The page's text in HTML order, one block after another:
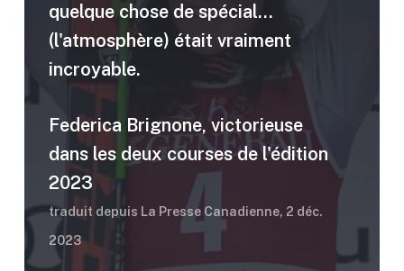
quelque chose de spécial...
(l'atmosphère) était vraiment
incroyable.
Federica Brignone, victorieuse
dans les deux courses de l'édition
2023
traduit depuis La Presse Canadienne, 2 déc.
2023